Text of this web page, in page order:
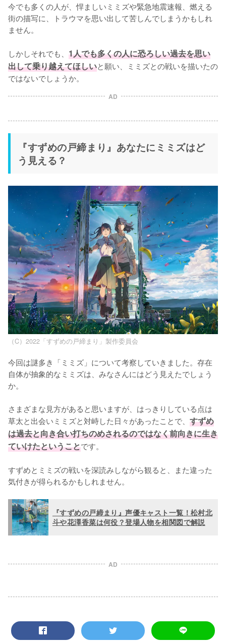
今でも多くの人が、悍ましいミミズや緊急地震速報、燃える
街の描写に、トラウマを思い出して苦しんでしまうかもしれ
ません。
しかしそれでも、 1人でも多くの人に恐ろしい過去を思い
出して乗り越えてほしいと願い、ミミズとの戦いを描いたの
ではないでしょうか。
AD
『すずめの戸締まり』あなたにミミズはど
う見える？
（C）2022「すずめの戸締まり」製作委員会
今回は謎多き「ミミズ」について考察していきました。存在
自体が抽象的なミミズは、みなさんにはどう見えたでしょう
か。
さまざまな見方があると思いますが、はっきりしている点は
草太と出会いミミズと対峙した日々があったことで、 すずめ
は過去と向き合い打ちのめされるのではなく前向きに生き
ていけたということです。
すずめとミミズの戦いを深読みしながら観ると、また違った
気付きが得られるかもしれません。
『すずめの戸締まり』声優キャスト一覧！松村北
斗や花澤香菜は何役？登場人物を相関図で解説
AD